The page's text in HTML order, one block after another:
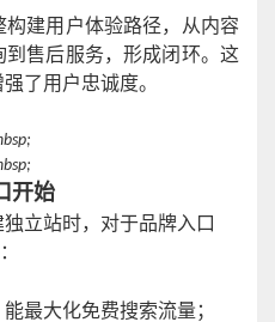
建用户体验路径，从内容
售后服务，形成闭环。这
了用户忠诚度。
开始
立站时，对于品牌入口
最大化免费搜索流量；